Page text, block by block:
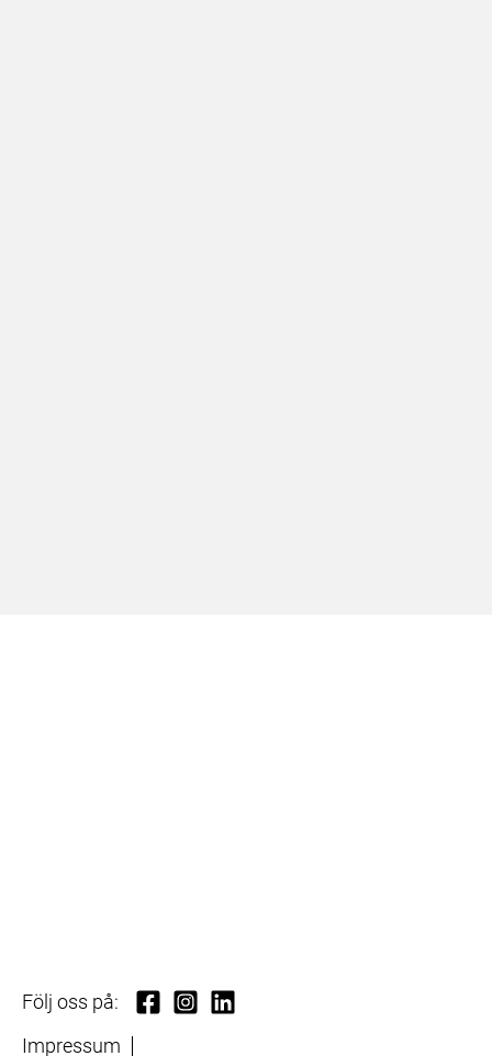
Följ oss på:
Impressum